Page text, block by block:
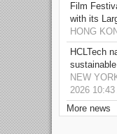
Film
with its
HONG
HCLTech
NEW
2026 10:43
More news